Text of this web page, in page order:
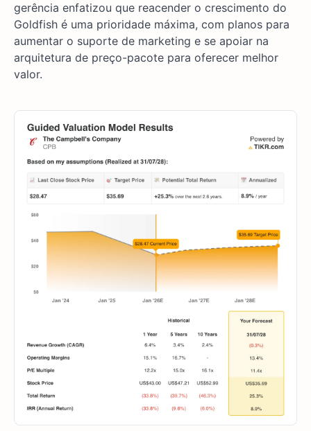
gerência enfatizou que reacender o crescimento do
Goldfish é uma prioridade máxima, com planos para
aumentar o suporte de marketing e se apoiar na
arquitetura de preço-pacote para oferecer melhor
valor.